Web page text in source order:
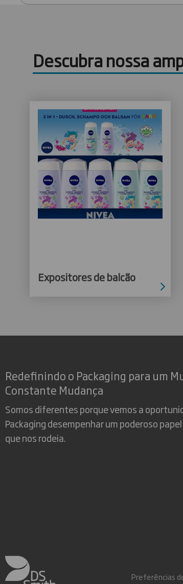
Descubra nossa
Expositores de balcão
Redefinindo o Packaging para um
Constante Mudança
Somos diferentes porque vemos a
Packaging desempenhar um poderoso
que nos rodeia.
Preferências